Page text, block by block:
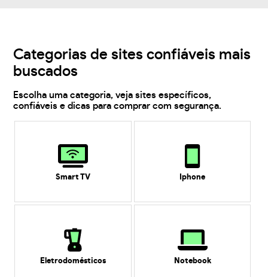
Categorias de sites confiáveis mais
buscados
Escolha uma categoria, veja sites específicos,
confiáveis e dicas para comprar com segurança.
Smart TV Iphone
Eletrodomésticos Notebook